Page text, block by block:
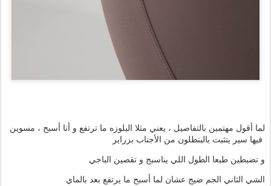
لما أقول مهتمين بالتفاصيل ، يعني مثلا البلوزه ما ترتفع و أنا أسبح ، مسوين
و تضبطين طبعا الطول اللي يناسبج و تقصين الباجي
الشي الثاني الجم ضيج عشان لما أسبح ما يرتفع بعد بالماي